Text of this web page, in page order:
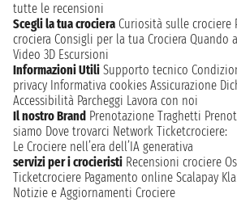
tutte le recensioni
Scegli la tua crociera Curiosità sulle crociere
crociera Consigli per la tua Crociera Quando
Video 3D Escursioni
Informazioni Utili Supporto tecnico
privacy Informativa cookies Assicurazione
Accessibilità Parcheggi Lavora con noi
Il nostro Brand Prenotazione Traghetti
siamo Dove trovarci Network Ticketcrociere:
Le Crociere nell’era dell’IA generativa
servizi per i crocieristi Recensioni crociere
Ticketcrociere Pagamento online Scalapay
Notizie e Aggiornamenti Crociere